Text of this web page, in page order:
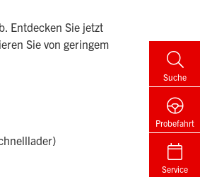
Entdecken Sie jetzt
Sie von geringem
Suche
Probefahrt
Service